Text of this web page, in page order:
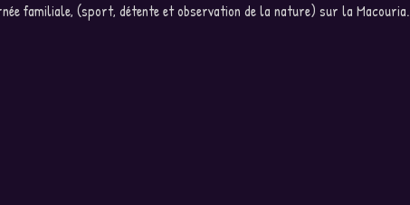
familiale, (sport, détente et observation de la nature) sur la Macouria.